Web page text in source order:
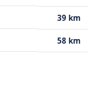
39 km
58 km